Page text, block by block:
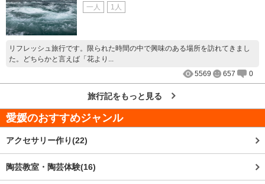
一人 1人
リフレッシュ旅行です。限られた時間の中で興味のある場所を訪れてきまし
た。どちらかと言えば「花より...
5569
657 0
旅行記をもっと見る
愛媛のおすすめジャンル
アクセサリー作り(22)
陶芸教室・陶芸体験(16)